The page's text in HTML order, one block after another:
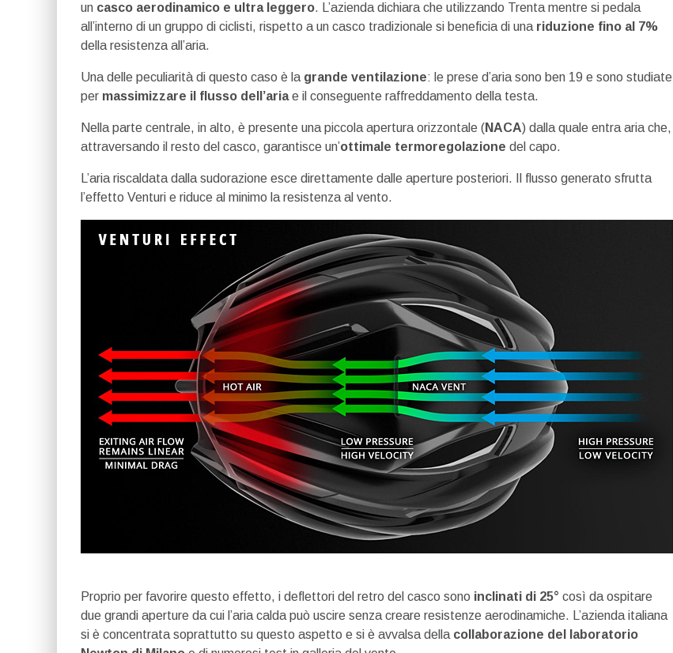
un casco aerodinamico e ultra leggero. L’azienda dichiara che utilizzando Trenta mentre si pedala
all’interno di un gruppo di ciclisti, rispetto a un casco tradizionale si beneficia di una riduzione fino al 7%
della resistenza all’aria.
Una delle peculiarità di questo caso è la grande ventilazione: le prese d’aria sono ben 19 e sono studiate
per massimizzare il flusso dell’ariae il conseguente raffreddamento della testa.
Nella parte centrale, in alto, è presente una piccola apertura orizzontale (NACA) dalla quale entra aria che,
attraversando il resto del casco, garantisce un’ottimale termoregolazione del capo.
L’aria riscaldata dalla sudorazione esce direttamente dalle aperture posteriori. Il flusso generato sfrutta
l’effetto Venturi e riduce al minimo la resistenza al vento.
Proprio per favorire questo effetto, i deflettori del retro del casco sono inclinati di 25° così da ospitare
due grandi aperture da cui l’aria calda può uscire senza creare resistenze aerodinamiche. L’azienda italiana
si è concentrata soprattutto su questo aspetto e si è avvalsa della collaborazione del laboratorio